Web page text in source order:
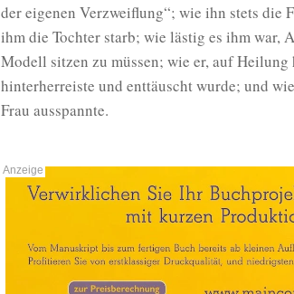
der eigenen Verzweiflung“; wie ihn stets die
ihm die Tochter starb; wie lästig es ihm war,
Modell sitzen zu müssen; wie er, auf
hinterherreiste und enttäuscht wurde; und
Frau ausspannte.